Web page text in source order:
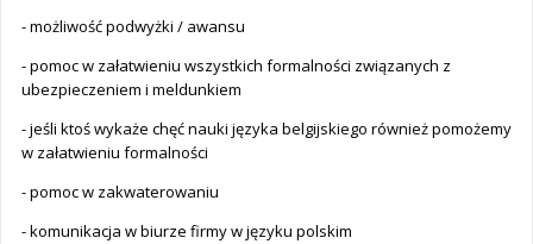
- możliwość podwyżki / awansu
- pomoc w załatwieniu wszystkich formalności związanych z
ubezpieczeniem i meldunkiem
- jeśli ktoś wykaże chęć nauki języka belgijskiego również pomożemy
w załatwieniu formalności
- pomoc w zakwaterowaniu
- komunikacja w biurze firmy w języku polskim